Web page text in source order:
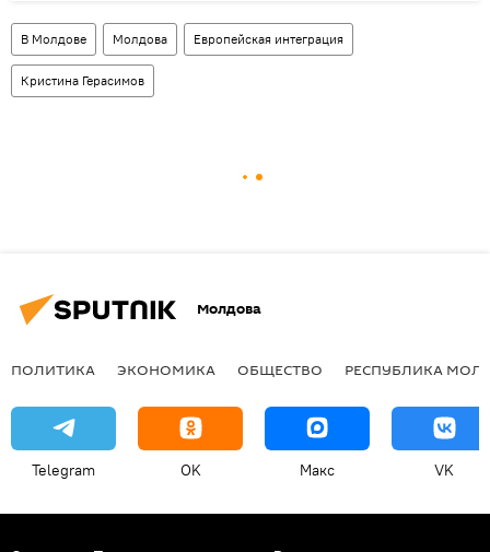
В Молдове Молдова Европейская интеграция
Кристина Герасимов
Молдова
ПОЛИТИКА ЭКОНОМИКА ОБЩЕСТВО РЕСПУБЛИКА
Telegram OK Макс VK